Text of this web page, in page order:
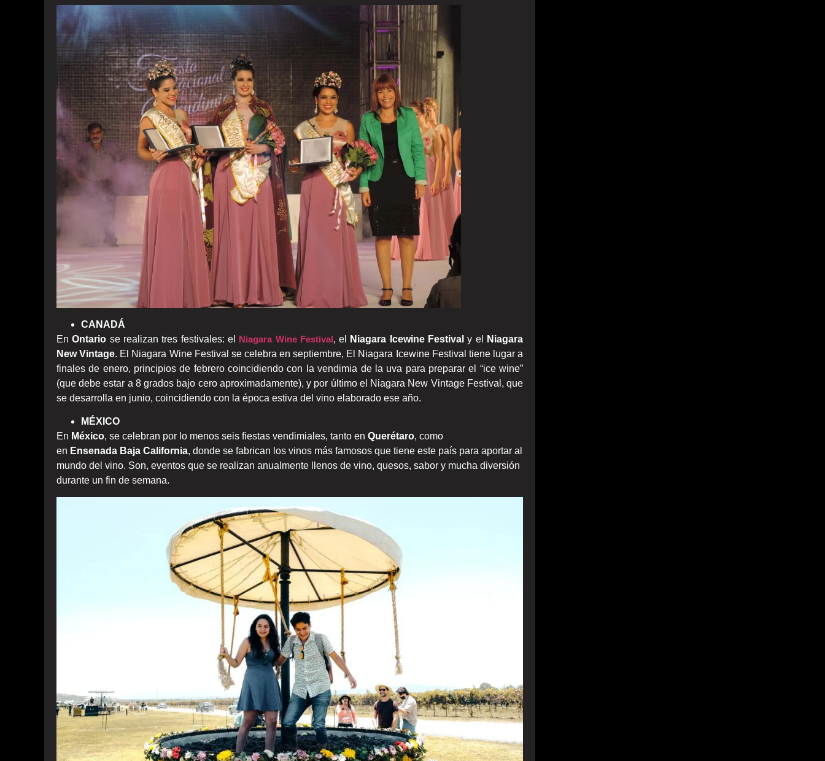
CANADÁ
EnOntario se realizan tres festivales: el Niagara Wine Festival, el Niagara Icewine Festival y el
Niagara
New Vintage. El Niagara Wine Festival se celebra en septiembre, El Niagara Icewine Festival tiene lugar a
finales de enero, principios de febrero coincidiendo con la vendimia de la uva para preparar el “ice wine”
(que debe estar a 8 grados bajo cero aproximadamente), y por último el Niagara New Vintage Festival, que
se desarrolla en junio, coincidiendo con la época estiva del vino elaborado ese año.
MÉXICO
En México, se celebran por lo menos seis fiestas vendimiales, tanto en Querétaro, como
en Ensenada Baja California, donde se fabrican los vinos más famosos que tiene este país para aportar al
mundo del vino. Son, eventos que se realizan anualmente llenos de vino, quesos, sabor y mucha diversión
durante un fin de semana.